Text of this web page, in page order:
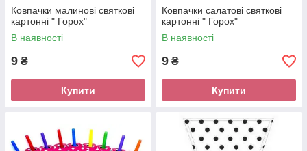
Ковпачки малинові святкові
картонні " Горох"
В наявності
9 ₴
Купити
Ковпачки салатові святкові
картонні " Горох"
В наявності
9 ₴
Купити